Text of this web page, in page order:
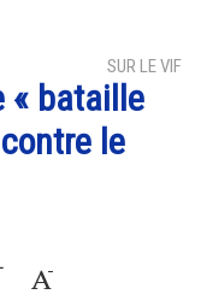
SUR LE VIF
« bataille
le